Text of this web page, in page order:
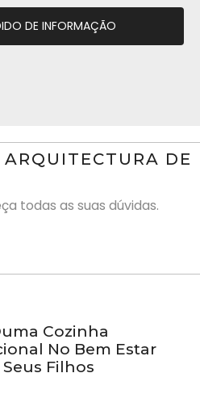
DE INFORMAÇÃO
DE
todas as suas dúvidas.
Cozinha
No Bem Estar
Filhos